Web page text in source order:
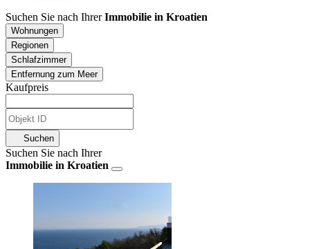
Suchen Sie nach IhrerImmobilie in Kroatien
Wohnungen
Regionen
Schlafzimmer
Entfernung zum Meer
Kaufpreis
Suchen
Suchen Sie nach Ihrer
Immobilie in Kroatien